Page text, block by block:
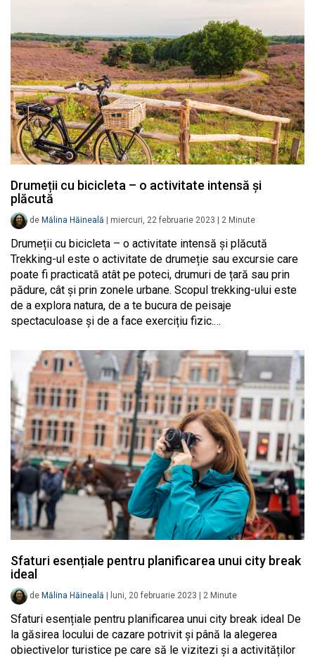
Drumeții cu bicicleta – o activitate intensă și
plăcută
de Mălina Hăineală miercuri, 22 februarie 2023 2 Minute
Drumeții cu bicicleta – o activitate intensă și plăcută
Trekking-ul este o activitate de drumeție sau excursie care
poate fi practicată atât pe poteci, drumuri de țară sau prin
pădure, cât și prin zonele urbane. Scopul trekking-ului este
de a explora natura, de a te bucura de peisaje
spectaculoase și de a face exercițiu fizic.…
Sfaturi esențiale pentru planificarea unui city break
ideal
de Mălina Hăineală luni, 20 februarie 2023 2 Minute
Sfaturi esențiale pentru planificarea unui city break ideal De
la găsirea locului de cazare potrivit și până la alegerea
obiectivelor turistice pe care să le vizitezi și a activităților